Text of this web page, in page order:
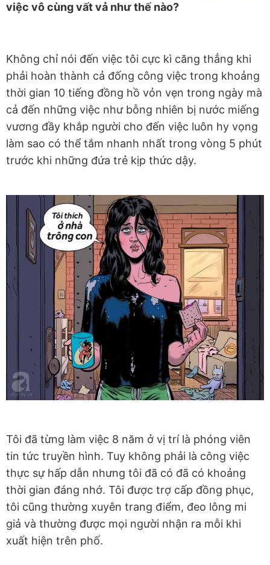
việc vô cùng vất vả như thế nào?
Không chỉ nói đến việc tôi cực kì căng thẳng khi
phải hoàn thành cả đống công việc trong khoảng
thời gian 10 tiếng đồng hồ vỏn vẹn trong ngày mà
cả đến những việc như bỗng nhiên bị nước miếng
vương đầy khắp người cho đến việc luôn hy vọng
làm sao có thể tắm nhanh nhất trong vòng 5 phút
trước khi những đứa trẻ kịp thức dậy.
Tôi đã từng làm việc 8 năm ở vị trí là phóng viên
tin tức truyền hình. Tuy không phải là công việc
thực sự hấp dẫn nhưng tôi đã có đã có khoảng
thời gian đáng nhớ. Tôi được trợ cấp đồng phục,
tôi cũng thường xuyên trang điểm, đeo lông mi
giả và thường được mọi người nhận ra mỗi khi
xuất hiện trên phố.